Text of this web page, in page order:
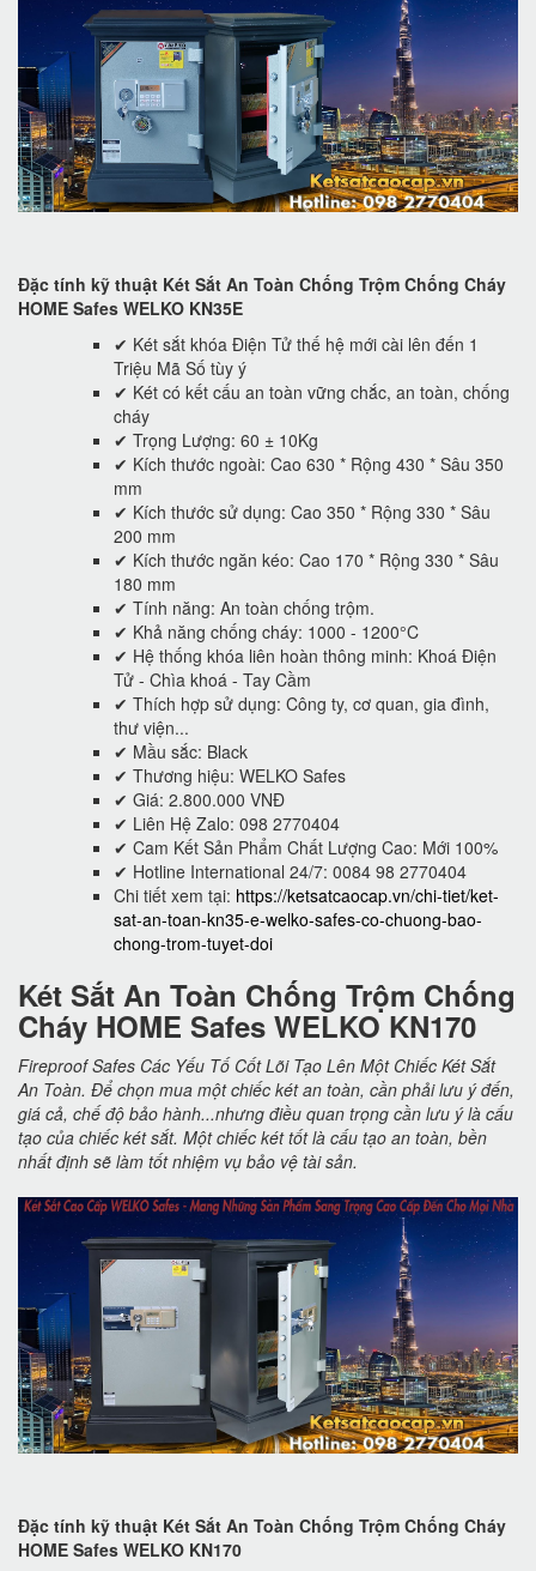
Đặc tính kỹ thuật Két Sắt An Toàn Chống Trộm Chống Cháy
HOME Safes WELKO KN35E
✔ Két sắt khóa Điện Tử thế hệ mới cài lên đến 1
Triệu Mã Số tùy ý
✔ Két có kết cấu an toàn vững chắc, an toàn, chống
cháy
✔ Trọng Lượng: 60 ± 10Kg
✔ Kích thước ngoài: Cao 630 * Rộng 430 * Sâu 350
mm
✔ Kích thước sử dụng: Cao 350 * Rộng 330 * Sâu
200 mm
✔ Kích thước ngăn kéo: Cao 170 * Rộng 330 * Sâu
180 mm
✔ Tính năng: An toàn chống trộm.
✔ Khả năng chống cháy: 1000 - 1200°C
✔ Hệ thống khóa liên hoàn thông minh: Khoá Điện
Tử - Chìa khoá - Tay Cầm
✔ Thích hợp sử dụng: Công ty, cơ quan, gia đình,
thư viện...
✔ Mầu sắc: Black
✔ Thương hiệu: WELKO Safes
✔ Giá: 2.800.000 VNĐ
✔ Liên Hệ Zalo: 098 2770404
✔ Cam Kết Sản Phẩm Chất Lượng Cao: Mới 100%
✔ Hotline International 24/7: 0084 98 2770404
Chi tiết xem tại: https://ketsatcaocap.vn/chi-tiet/ket-
sat-an-toan-kn35-e-welko-safes-co-chuong-bao-
chong-trom-tuyet-doi
Két Sắt An Toàn Chống Trộm Chống
Cháy HOME Safes WELKO KN170
Fireproof Safes Các Yếu Tố Cốt Lõi Tạo Lên Một Chiếc Két Sắt
An Toàn. Để chọn mua một chiếc két an toàn, cần phải lưu ý đến,
giá cả, chế độ bảo hành...nhưng điều quan trọng cần lưu ý là cấu
tạo của chiếc két sắt. Một chiếc két tốt là cấu tạo an toàn, bền
nhất định sẽ làm tốt nhiệm vụ bảo vệ tài sản.
Đặc tính kỹ thuật Két Sắt An Toàn Chống Trộm Chống Cháy
HOME Safes WELKO KN170